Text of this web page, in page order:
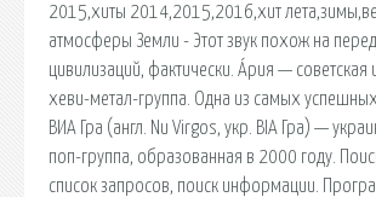
2015,хиты 2014,2015,2016,хит
атмосферы Земли - Этот звук похож на
цивилизаций, фактически. А́рия — советская
хеви-метал-группа. Одна из самых
ВИА Гра (англ. Nu Virgos, укр. ВІА Гра) —
поп-группа, образованная в 2000 году.
список запросов, поиск информации.